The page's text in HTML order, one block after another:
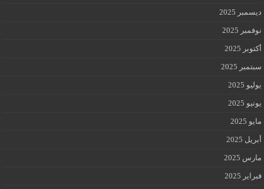
ديسمبر 2025
نوفمبر 2025
أكتوبر 2025
سبتمبر 2025
يوليو 2025
يونيو 2025
مايو 2025
أبريل 2025
مارس 2025
فبراير 2025